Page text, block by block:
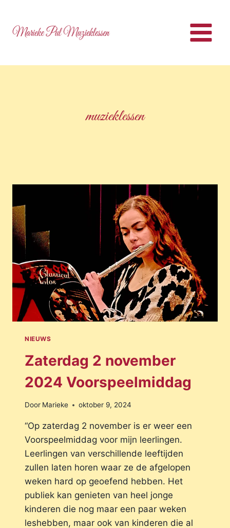
muzieklessen
NIEUWS
Zaterdag 2 november
2024 Voorspeelmiddag
Door Marieke oktober 9, 2024
“Op zaterdag 2 november is er weer een
Voorspeelmiddag voor mijn leerlingen.
Leerlingen van verschillende leeftijden
zullen laten horen waar ze de afgelopen
weken hard op geoefend hebben. Het
publiek kan genieten van heel jonge
kinderen die nog maar een paar weken
leshebben, maar ook van kinderen die al